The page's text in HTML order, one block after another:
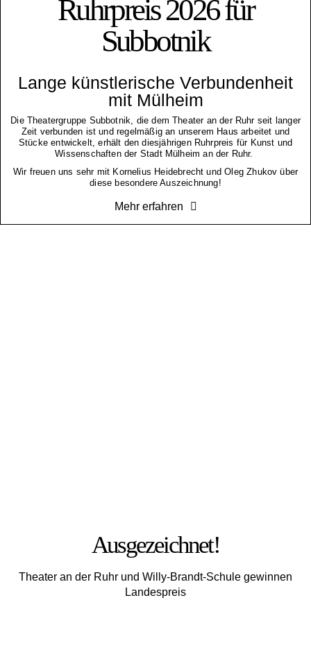
Ruhrpreis 2026 für
Subbotnik
Lange künstlerische Verbundenheit
mit Mülheim
Die Theatergruppe Subbotnik, die dem Theater an der Ruhr seit langer
Zeit verbunden ist und regelmäßig an unserem Haus arbeitet und
Stücke entwickelt, erhält den diesjährigen Ruhrpreis für Kunst und
Wissenschaften der Stadt Mülheim an der Ruhr.
Wir freuen uns sehr mit Kornelius Heidebrecht und Oleg Zhukov über
diese besondere Auszeichnung!
Mehr erfahren
Ausgezeichnet!
Theater an der Ruhr und Willy-Brandt-Schule gewinnen
Landespreis